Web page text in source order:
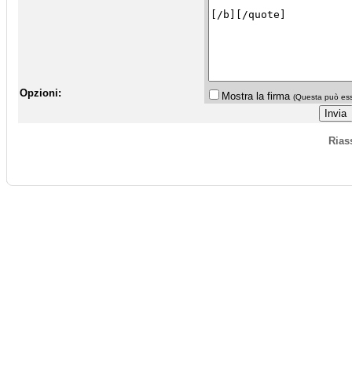
Opzioni: Mostra la firma (Questa può